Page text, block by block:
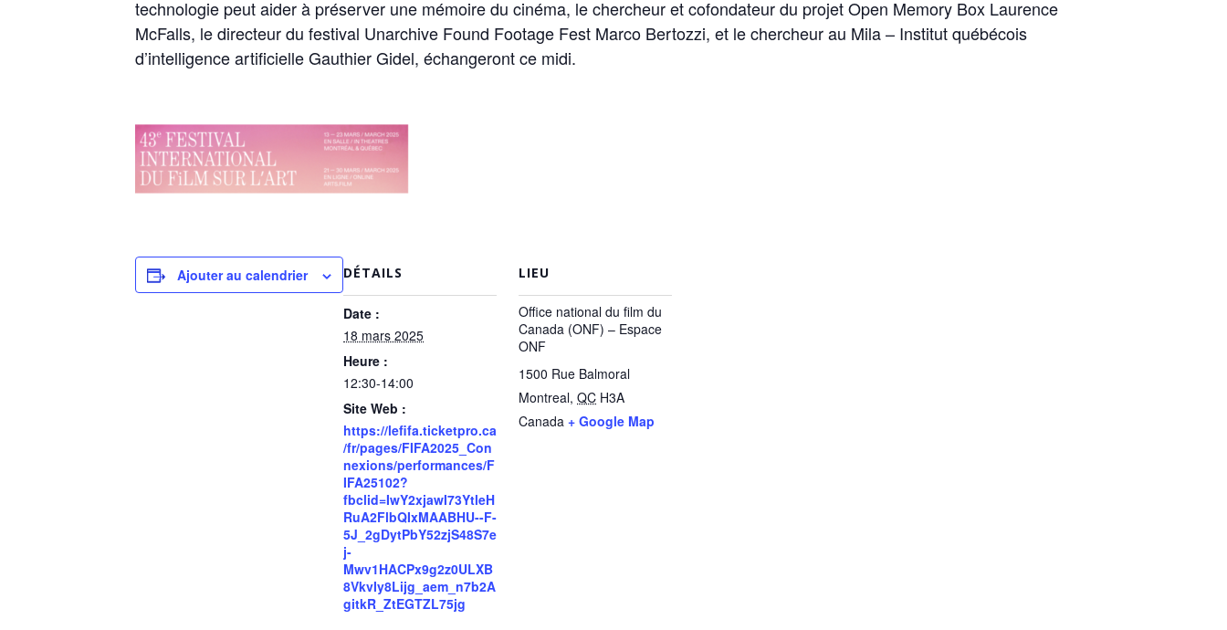
technologie peut aider à préserver une mémoire du cinéma, le chercheur et cofondateur du projet Open Memory Box Laurence
McFalls, le directeur du festival Unarchive Found Footage Fest Marco Bertozzi, et le chercheur au Mila – Institut québécois
d’intelligence artificielle Gauthier Gidel, échangeront ce midi.
Ajouter au calendrier DÉTAILS
Date :
18 mars 2025
Heure :
12:30-14:00
Site Web :
https://lefifa.ticketpro.ca
/fr/pages/FIFA2025_Con
nexions/performances/F
IFA25102?
fbclid=IwY2xjawI73YtleH
RuA2FlbQIxMAABHU--F-
5J_2gDytPbY52zjS48S7e
j-
Mwv1HACPx9g2z0ULXB
8VkvIy8Lijg_aem_n7b2A
gitkR_ZtEGTZL75jg
LIEU
Office national du film du
Canada (ONF) – Espace
ONF
1500 Rue Balmoral
Montreal, QC H3A
Canada + Google Map